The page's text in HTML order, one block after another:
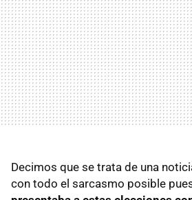
Decimos que se trata de una
con todo el sarcasmo posible